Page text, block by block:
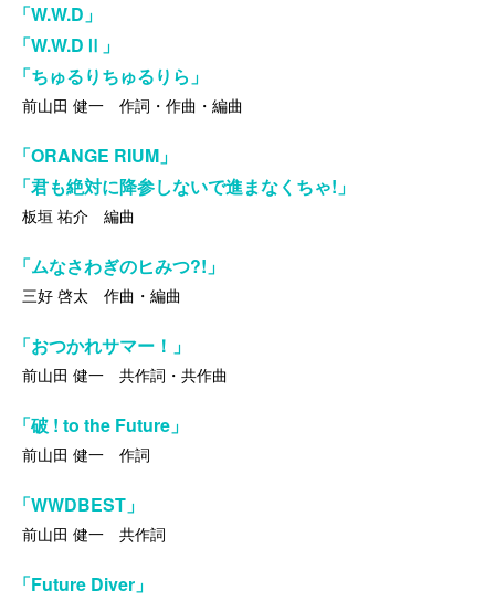
「W.W.D」
「W.W.DⅡ」
「ちゅるりちゅるりら」
前山田 健一 作詞・作曲・編曲
「ORANGE RIUM」
「君も絶対に降参しないで進まなくちゃ!」
板垣 祐介 編曲
「ムなさわぎのヒみつ?!」
三好 啓太 作曲・編曲
「おつかれサマー！」
前山田 健一 共作詞・共作曲
「破 ! to the Future」
前山田 健一 作詞
「WWDBEST」
前山田 健一 共作詞
「Future Diver」